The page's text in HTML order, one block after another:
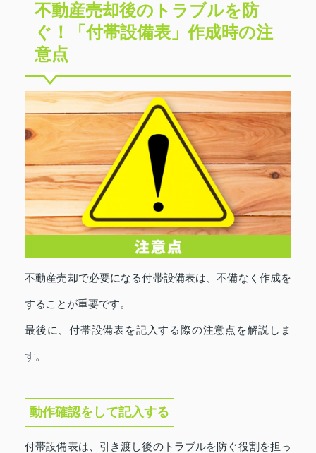
不動産売却後のトラブルを防
ぐ！「付帯設備表」作成時の注
意点
不動産売却で必要になる付帯設備表は、不備なく作成を
することが重要です。
最後に、付帯設備表を記入する際の注意点を解説しま
す。
動作確認をして記入する
付帯設備表は、引き渡し後のトラブルを防ぐ役割を担っ